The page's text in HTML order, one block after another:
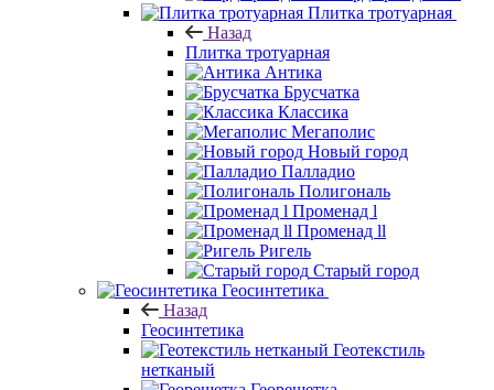
Плитка тротуарная
Назад
Плитка тротуарная
Антика
Брусчатка
Классика
Мегаполис
Новый город
Палладио
Полигональ
Променад l
Променад ll
Ригель
Старый город
Геосинтетика
Назад
Геосинтетика
Геотекстиль
нетканый